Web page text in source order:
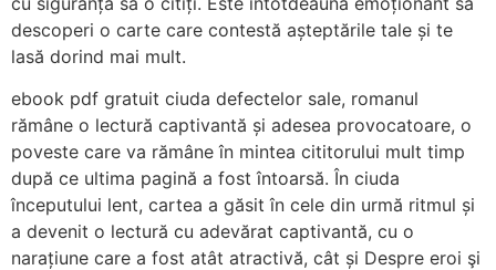
descoperi o carte care contestă așteptările tale și te
lasă dorind mai mult.
ebook pdf gratuit ciuda defectelor sale, romanul
rămâne o lectură captivantă și adesea provocatoare, o
poveste care va rămâne în mintea cititorului mult timp
după ce ultima pagină a fost întoarsă. În ciuda
începutului lent, cartea a găsit în cele din urmă ritmul și
a devenit o lectură cu adevărat captivantă, cu o
narațiune care a fost atât atractivă, cât și Despre eroi şi